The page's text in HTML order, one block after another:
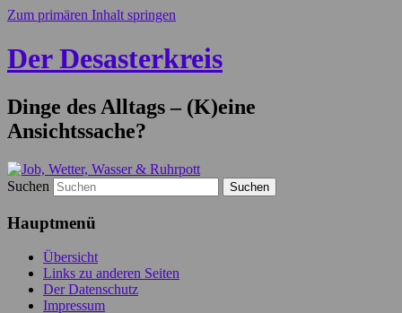
Zum primären Inhalt springen
Der Desasterkreis
Dinge des Alltags – (K)eine
Ansichtssache?
Suchen
Hauptmenü
Übersicht
Links zu anderen Seiten
Der Datenschutz
Impressum